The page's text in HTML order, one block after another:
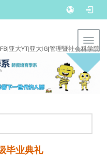
|亚大YT|亚大IG|管理暨社会科学院
毕业典礼